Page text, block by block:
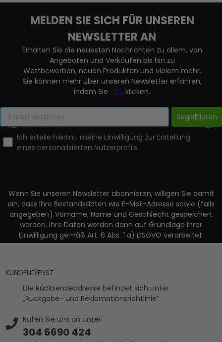
MELDEN SIE SICH FÜR UNSEREN
NEWSLETTER AN
Erhalten Sie die neuesten Nachrichten zu allem, von
Angeboten und Verkäufen bis hin zu
Wettbewerben, neuen Produkten und vielem mehr.
Sie können mehr über unseren Newsletter erfahren,
indem SieHIER klicken.
Registrieren
Ich erteile hiermit meine Einwilligung zur Erstellung
eines personalisierten Nutzerprofils.
Wenn Sie unseren Newsletter abonnieren, willigen Sie damit
ein, dass Ihre Bestandsdaten wie E-Mail-Adresse sowie (falls
angegeben) Vorname, Name und Geschlecht gespeichert
werden. Ihre Daten werden dann auf Grundlage Ihrer
Einwilligung gemäß Art. 6 Abs. 1 a) DSGVO verarbeitet.
KUNDENDIENST
Die Rücksendeadresse befindet sich unter
„Rückgabe- und Reklamationsrichtlinie“
Rufen Sie uns an unter
304 6690 424